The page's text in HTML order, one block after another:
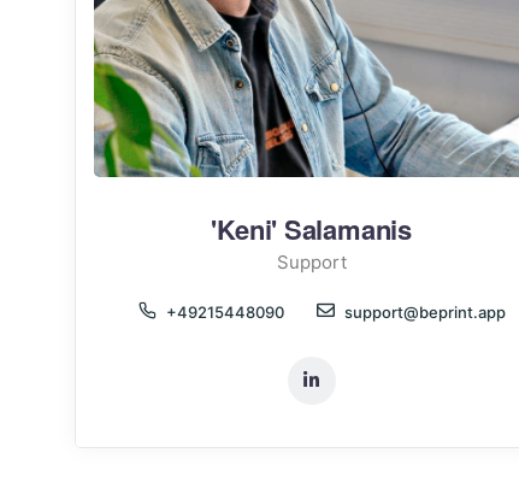
'Keni' Salamanis
Support
+49215448090 support@beprint.app